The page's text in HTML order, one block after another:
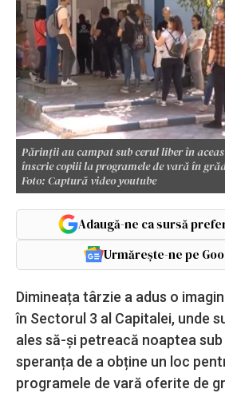
Părinții au campat sub cerul liber în
înscrie copiii la programele de vară în
Foto: Captură video youtube
Adaugă-ne ca sursă
Urmărește-ne pe
Dimineața târzie a adus o
în Sectorul 3 al Capitalei, unde
ales să-și petreacă noaptea sub
speranța de a obține un loc
programele de vară oferite de